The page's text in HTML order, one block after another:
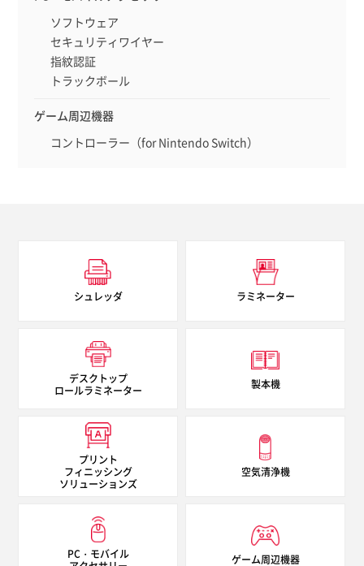
ソフトウェア
セキュリティワイヤー
指紋認証
トラックボール
ゲーム周辺機器
コントローラー（for Nintendo Switch）
シュレッダ ラミネーター
デスクトップ
ロールラミネーター
製本機
プリント
フィニッシング
ソリューションズ
空気清浄機
PC・モバイル
ゲーム周辺機器